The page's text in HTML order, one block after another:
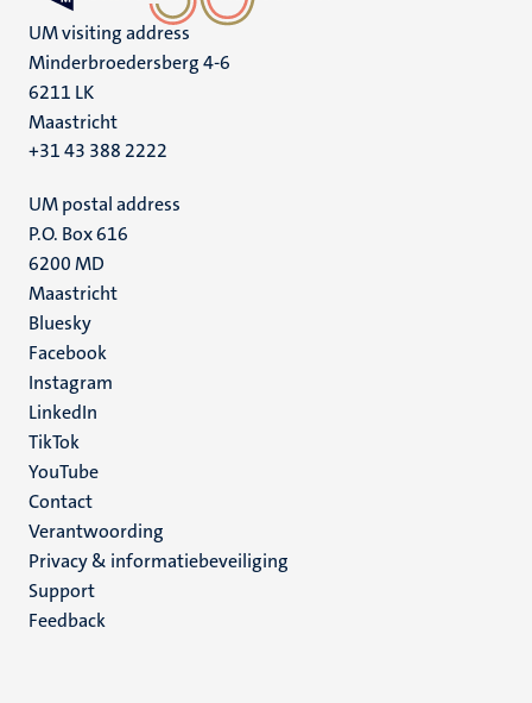
UM visiting address
Minderbroedersberg 4-6
6211 LK
Maastricht
+31 43 388 2222
UM postal address
P.O. Box 616
6200 MD
Maastricht
Social
media
Bluesky
Facebook
Instagram
LinkedIn
TikTok
YouTube
Menu
footer
(NL)
Contact
Verantwoording
Privacy & informatiebeveiliging
Support
Feedback